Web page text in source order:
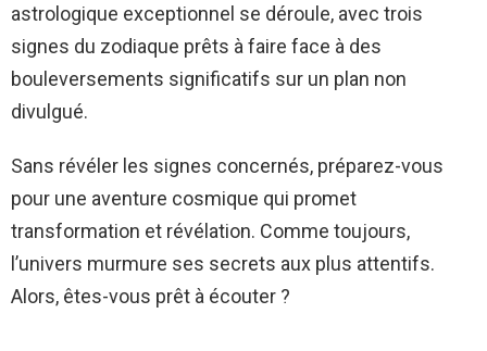
astrologique exceptionnel se déroule, avec trois
signes du zodiaque prêts à faire face à des
bouleversements significatifs sur un plan non
divulgué.
Sans révéler les signes concernés, préparez-vous
pour une aventure cosmique qui promet
transformation et révélation. Comme toujours,
l’univers murmure ses secrets aux plus attentifs.
Alors, êtes-vous prêt à écouter ?